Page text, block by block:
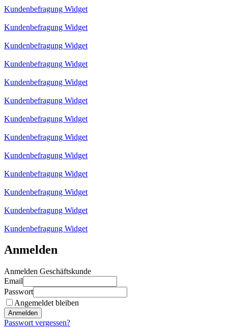
Kundenbefragung Widget
Kundenbefragung Widget
Kundenbefragung Widget
Kundenbefragung Widget
Kundenbefragung Widget
Kundenbefragung Widget
Kundenbefragung Widget
Kundenbefragung Widget
Kundenbefragung Widget
Kundenbefragung Widget
Kundenbefragung Widget
Kundenbefragung Widget
Kundenbefragung Widget
Anmelden
Anmelden Geschäftskunde
Email
Passwort
Angemeldet bleiben
Anmelden
Passwort vergessen?